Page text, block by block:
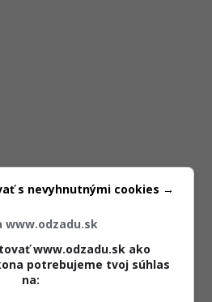
www.odzadu.sk
www.odzadu.sk ako
potrebujeme tvoj súhlas
na:
s nevyhnutnými cookies →